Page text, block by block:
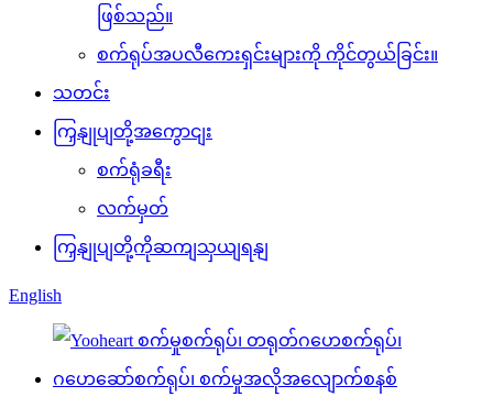
ဖြစ်သည်။
စက်ရုပ်အပလီကေးရှင်းများကို ကိုင်တွယ်ခြင်း။
သတင်း
ကြှနျုပျတို့အကွောငျး
စက်ရုံခရီး
လက်မှတ်
ကြှနျုပျတို့ကိုဆကျသှယျရနျ
English